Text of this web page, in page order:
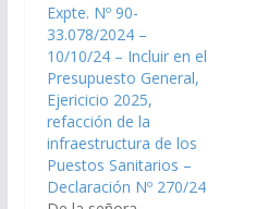
corresponda arbitre los
medios a fin de que se
incorpore en el Plan de
Obras Publicas…
Expte. Nº 90-
33.078/2024 –
10/10/24 – Incluir en el
Presupuesto General,
Ejericicio 2025,
refacción de la
infraestructura de los
Puestos Sanitarios –
Declaración Nº 270/24